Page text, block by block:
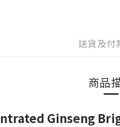
送貨及付
商品
Ginseng